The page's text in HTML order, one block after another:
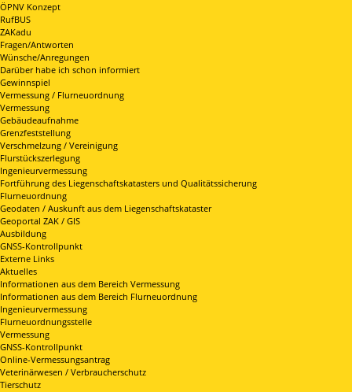
ÖPNV Konzept
RufBUS
ZAKadu
Fragen/Antworten
Wünsche/Anregungen
Darüber habe ich schon informiert
Gewinnspiel
Vermessung / Flurneuordnung
Vermessung
Gebäudeaufnahme
Grenzfeststellung
Verschmelzung / Vereinigung
Flurstückszerlegung
Ingenieurvermessung
Fortführung des Liegenschaftskatasters und Qualitätssicherung
Flurneuordnung
Geodaten / Auskunft aus dem Liegenschaftskataster
Geoportal ZAK / GIS
Ausbildung
GNSS-Kontrollpunkt
Externe Links
Aktuelles
Informationen aus dem Bereich Vermessung
Informationen aus dem Bereich Flurneuordnung
Ingenieurvermessung
Flurneuordnungsstelle
Vermessung
GNSS-Kontrollpunkt
Online-Vermessungsantrag
Veterinärwesen / Verbraucherschutz
Tierschutz